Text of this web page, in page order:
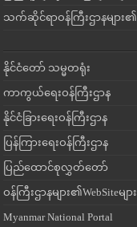
သက်ဆိုင်ရာဝန်ကြီးဌာနများ၏
နိုင်ငံတော် သမ္မတရုံး
ကာကွယ်ရေးဝန်ကြီးဌာန
နိုင်ငံခြားရေးဝန်ကြီးဌာန
ပြန်ကြားရေးဝန်ကြီးဌာန
ပြည်ထောင်စုလွှတ်တော်
ဝန်ကြီးဌာနများ၏WebSiteများ
Myanmar National Portal